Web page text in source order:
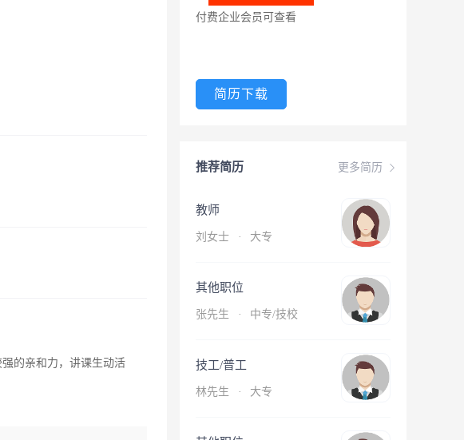
的亲和力，讲课生动活
付费企业会员可查看
简历下载
更多简历
推荐简历
教师
刘女士 · 大专
其他职位
张先生 · 中专/技校
技工/普工
林先生 · 大专